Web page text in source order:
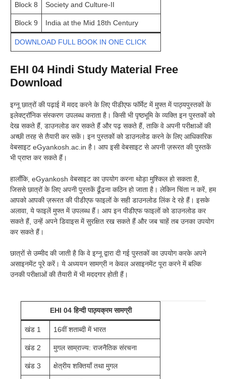
Block 8 Society and Culture-II
Block 9 India at the Mid 18th Century
DOWNLOAD FULL BOOK IN ONE CLICK
EHI 04 Hindi Study Material Free
Download
इग्नू छात्रों की पढ़ाई में मदद करने के लिए पीडीएफ फॉर्मेट में मुफ्त में पाठ्यपुस्तकों के
इलेक्ट्रॉनिक संस्करण उपलब्ध कराता है। किसी भी पृष्ठभूमि के व्यक्ति इन पुस्तकों को
देख सकते हैं, डाउनलोड कर सकते हैं और पढ़ सकते हैं, ताकि वे अपनी परीक्षाओं की
अच्छी तरह से तैयारी कर सकें। इन पुस्तकों को डाउनलोड करने के लिए आधिकारिक
वेबसाइट eGyankosh.ac.in है। आप इसी वेबसाइट से अपनी ज़रूरत की पुस्तकें
भी प्राप्त कर सकते हैं।
हालाँकि, eGyankosh वेबसाइट का उपयोग करना थोड़ा मुश्किल हो सकता है,
जिससे छात्रों के लिए अपनी पुस्तकें ढूँढना कठिन हो जाता है। लेकिन चिंता न करें, हम
आपको आपकी ज़रूरत की पीडीएफ फाइलों के सही डाउनलोड लिंक दे रहे हैं। इसके
अलावा, ये फाइलें मुफ्त में उपलब्ध हैं। आप इन पीडीएफ फाइलों को डाउनलोड कर
सकते हैं, उन्हें अपने डिवाइस में सुरक्षित रख सकते हैं और जब चाहें तब उनका उपयोग
कर सकते हैं।
छात्रों से उम्मीद की जाती है कि वे इग्नू द्वारा दी गई पुस्तकों का उपयोग करके अपने
असाइनमेंट पूरे करें। ये अध्ययन सामग्री न केवल असाइनमेंट पूरा करने में बल्कि
उनकी परीक्षाओं की तैयारी में भी मददगार होती हैं।
EHI 04 हिन्दी पाठ्यक्रम सामग्री
खंड 1 16वीं शताब्दी में भारत
खंड 2 मुगल साम्राज्य: राजनैतिक संरचना
खंड 3 क्षेत्रीय शक्तियाँ तथा मुगल